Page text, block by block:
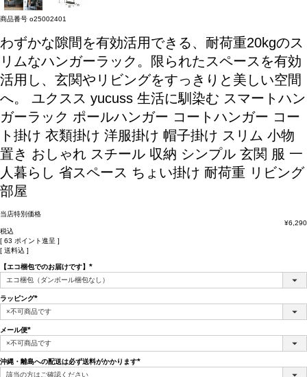
商品番号 o25002401
わずかな隙間を有効活用できる、耐荷重20kgのス
リムなハンガーラック。限られたスペースを有効
活用し、玄関やリビングをすっきりと美しい空間
へ。
ユクスス yucuss 生活に馴染む スマートハン
ガーラック ポールハンガー コートハンガー コー
ト掛け 衣類掛け 洋服掛け 帽子掛け スリム 小物
置き おしゃれ スチール 収納 シンプル 玄関 服 一
人暮らし 省スペース ちょい掛け 耐荷重 リビング
部屋
当店特別価格
¥6,290
税込
[ 63 ポイント進呈 ]
送料込
【エコ梱包でのお届けです】
(必
須)
ラッピング
(必
メール便
(必
須)
沖縄・離島への配送は必ず送料がかかります